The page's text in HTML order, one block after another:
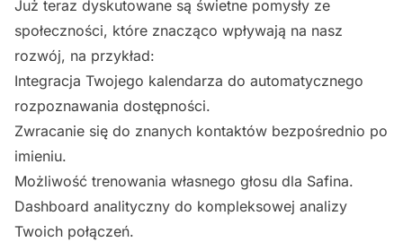
Już teraz dyskutowane są świetne pomysły ze
społeczności, które znacząco wpływają na nasz
rozwój, na przykład:
Integracja Twojego kalendarza do automatycznego
rozpoznawania dostępności.
Zwracanie się do znanych kontaktów bezpośrednio po
imieniu.
Możliwość trenowania własnego głosu dla Safina.
Dashboard analityczny do kompleksowej analizy
Twoich połączeń.